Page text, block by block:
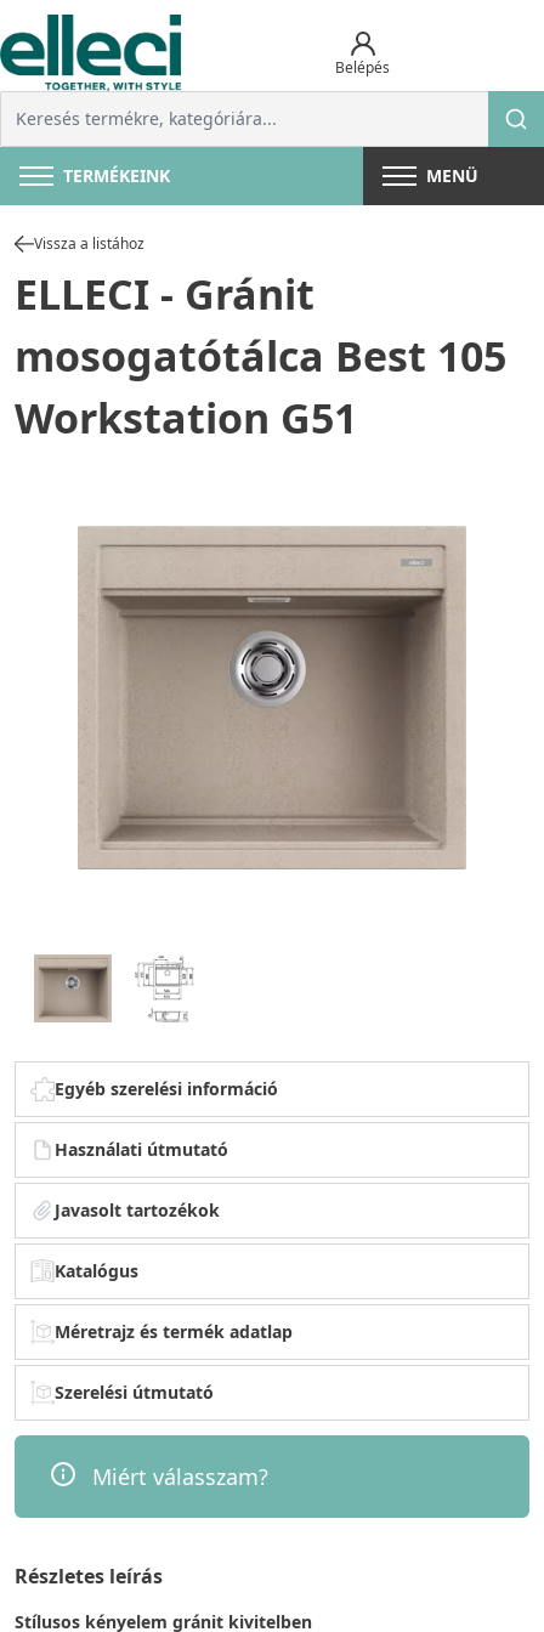
Belépés
TERMÉKEINK MENÜ
Vissza a listához
ELLECI - Gránit
mosogatótálca Best 105
Workstation G51
Egyéb szerelési információ
Használati útmutató
Javasolt tartozékok
Katalógus
Méretrajz és termék adatlap
Szerelési útmutató
Miért válasszam?
Részletes leírás
Stílusos kényelem gránit kivitelben